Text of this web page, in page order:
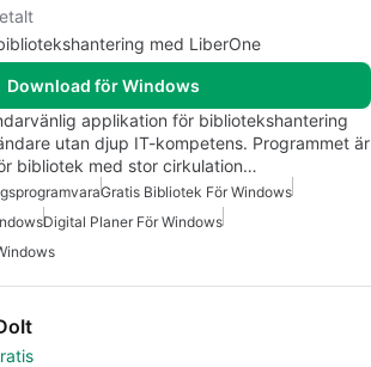
med LiberOne
Download för Windows
applikation för bibliotekshantering
utan djup IT-kompetens. Programmet är
bibliotek med stor cirkulation…
Gratis Bibliotek För Windows
Digital Planer För Windows